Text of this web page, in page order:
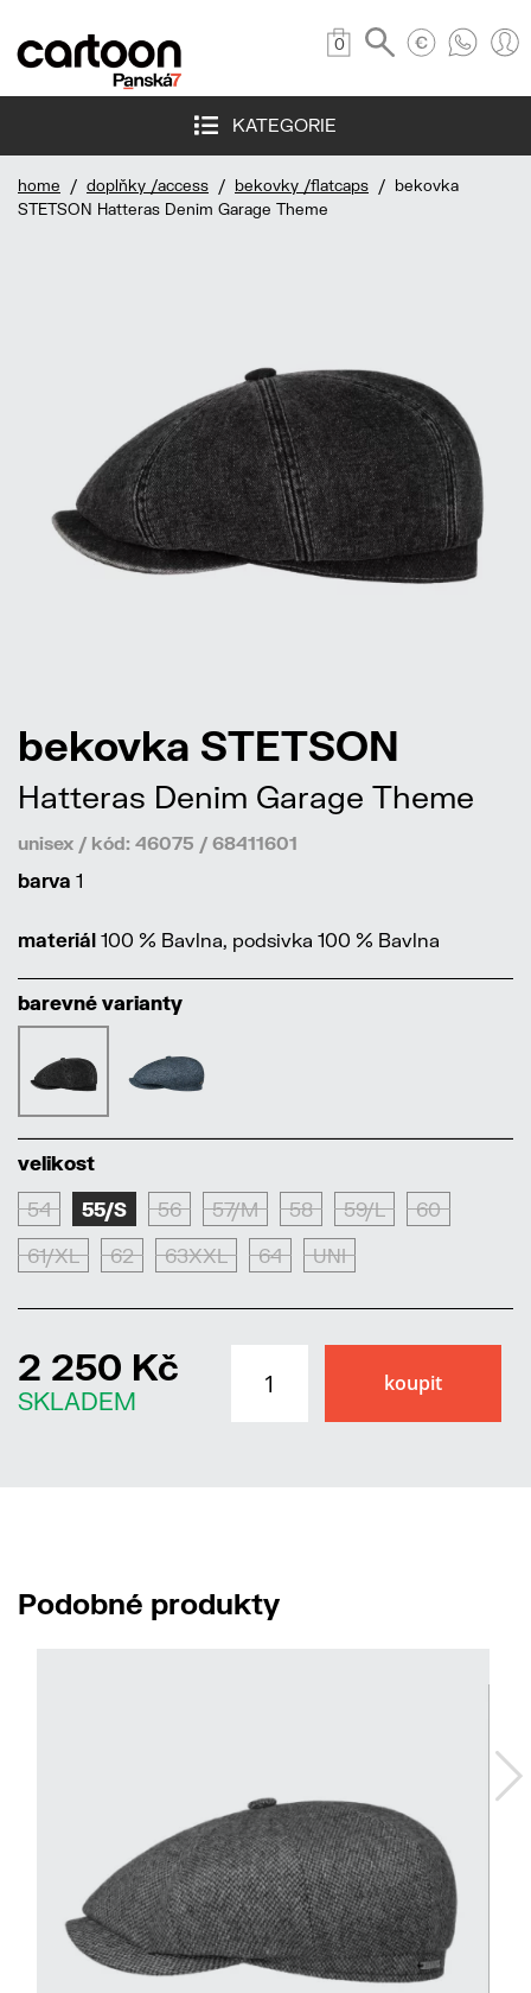
0
KATEGORIE
home / doplňky /access / bekovky /flatcaps / bekovka
STETSON Hatteras Denim Garage Theme
bekovka STETSON
Hatteras Denim Garage Theme
unisex / kód: 46075 / 68411601
barva 1
materiál 100 % Bavlna, podsivka 100 % Bavlna
barevné varianty
velikost
54 55/S 56 57/M 58 59/L 60
61/XL 62 63XXL 64 UNI
2 250 Kč
SKLADEM
Podobné produkty